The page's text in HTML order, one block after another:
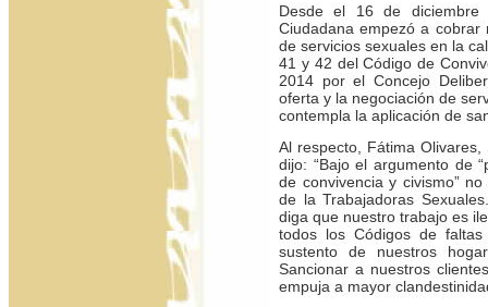
Desde el 16 de
Ciudadana empezó a
de servicios sexuales en la
41 y 42 del Código de
2014 por el Concejo
oferta y la negociación de
contempla la aplicación de
Al respecto, Fátima
dijo: “Bajo el argumento de
de convivencia y civismo”
de la Trabajadoras
diga que nuestro trabajo es
todos los Códigos de
sustento de nuestros
Sancionar a nuestros
empuja a mayor